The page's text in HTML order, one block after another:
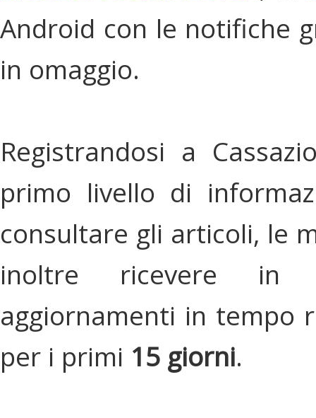
Android con le notifiche
in omaggio.
Registrandosi a
primo livello di
consultare gli articoli, le
inoltre ricevere in
aggiornamenti in tempo
per i primi 15 giorni.